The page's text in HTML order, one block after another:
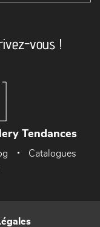
vous !
Tendances
Catalogues